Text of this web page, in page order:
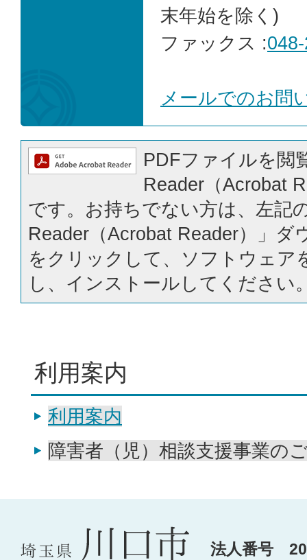
末年始を除く)
ファックス :
メールでのお問
PDFファイルを閲
Reader（Acrobat
です。お持ちでない方は、左記
Reader（Acrobat Reader）」ダ
をクリックして、ソフトウェア
し、インストールしてください
利用案内
利用案内
障害者（児）相談支援事業の
法人番号